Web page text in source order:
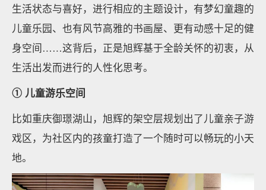
生活状态与喜好，进行相应的主题设计，有梦幻童趣的
儿童乐园、也有风节高雅的书画屋、更有动感十足的健
身空间……这背后，正是旭辉基于全龄关怀的初衷，从
生活出发而进行的人性化思考。
① 儿童游乐空间
比如重庆御璟湖山，旭辉的架空层规划出了儿童亲子游
戏区，为社区内的孩童打造了一个随时可以畅玩的小天
地。